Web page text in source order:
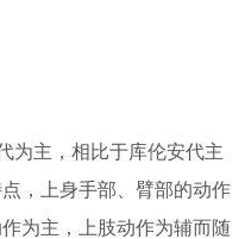
为主，相比于库伦安代主
，上身手部、臂部的动作
为主，上肢动作为辅而随